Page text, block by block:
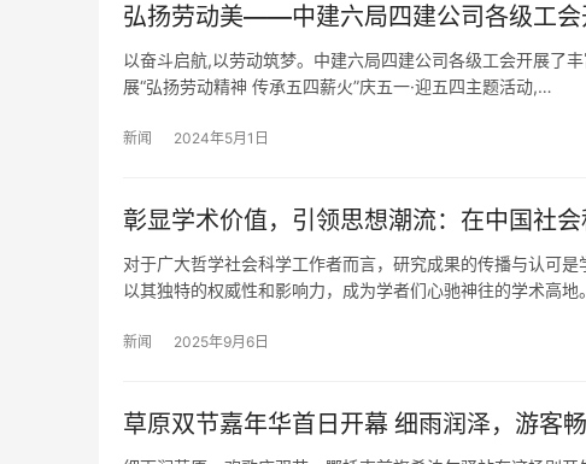
弘扬劳动美——中建六局四建公司各级工会
以奋斗启航,以劳动筑梦。中建六局四建公司各级工会开展了
展“弘扬劳动精神 传承五四薪火”庆五一·迎五四主题活动,…
新闻 2024年5月1日
彰显学术价值，引领思想潮流：在中国社
对于广大哲学社会科学工作者而言，研究成果的传播与认可
以其独特的权威性和影响力，成为学者们心驰神往的学术高
新闻 2025年9月6日
草原双节嘉年华首日开幕 细雨润泽，游客